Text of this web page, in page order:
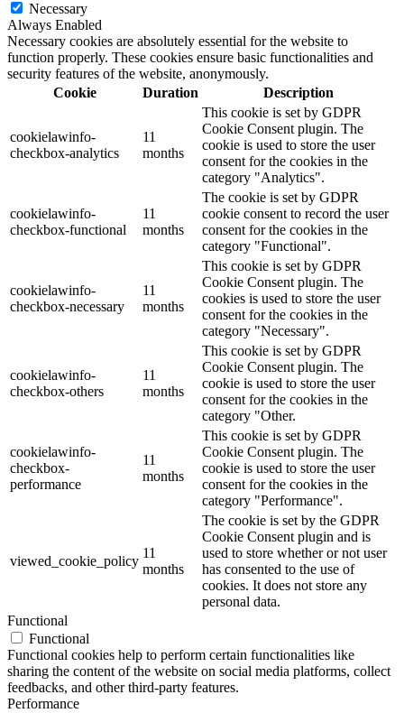
Necessary
Always Enabled
Necessary cookies are absolutely essential for the website to
function properly. These cookies ensure basic functionalities and
security features of the website, anonymously.
Cookie
Duration Description
cookielawinfo-
checkbox-analytics
11
months
This cookie is set by GDPR
Cookie Consent plugin. The
cookie is used to store the user
consent for the cookies in the
category "Analytics".
cookielawinfo-
checkbox-functional
11
months
The cookie is set by GDPR
cookie consent to record the user
consent for the cookies in the
category "Functional".
cookielawinfo-
checkbox-necessary
11
months
This cookie is set by GDPR
Cookie Consent plugin. The
cookies is used to store the user
consent for the cookies in the
category "Necessary".
cookielawinfo-
checkbox-others
11
months
This cookie is set by GDPR
Cookie Consent plugin. The
cookie is used to store the user
consent for the cookies in the
category "Other.
cookielawinfo-
checkbox-
performance
11
months
This cookie is set by GDPR
Cookie Consent plugin. The
cookie is used to store the user
consent for the cookies in the
category "Performance".
viewed_cookie_policy
11
months
The cookie is set by the GDPR
Cookie Consent plugin and is
used to store whether or not user
has consented to the use of
cookies. It does not store any
personal data.
Functional
Functional
Functional cookies help to perform certain functionalities like
sharing the content of the website on social media platforms, collect
feedbacks, and other third-party features.
Performance